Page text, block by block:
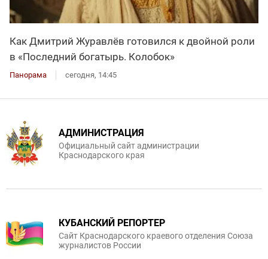
Как Дмитрий Журавлёв готовился к двойной роли
в «Последний богатырь. Колобок»
Панорама сегодня, 14:45
АДМИНИСТРАЦИЯ
Официальный сайт администрации
Краснодарского края
КУБАНСКИЙ РЕПОРТЕР
Сайт Краснодарского краевого отделения Союза
журналистов России